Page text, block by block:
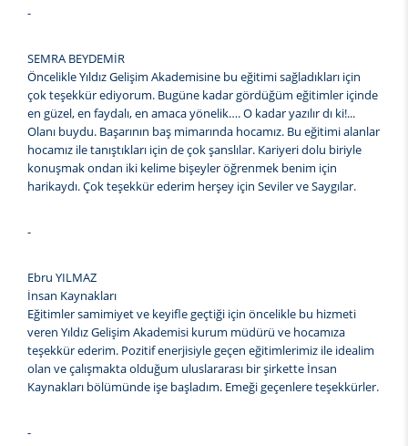
-
SEMRA BEYDEMİR
Öncelikle Yıldız Gelişim Akademisine bu eğitimi sağladıkları için
çok teşekkür ediyorum. Bugüne kadar gördüğüm eğitimler içinde
en güzel, en faydalı, en amaca yönelik…. O kadar yazılır dı ki!...
Olanı buydu. Başarının baş mimarında hocamız. Bu eğitimi alanlar
hocamız ile tanıştıkları için de çok şanslılar. Kariyeri dolu biriyle
konuşmak ondan iki kelime bişeyler öğrenmek benim için
harikaydı. Çok teşekkür ederim herşey için Seviler ve Saygılar.
-
Ebru YILMAZ
İnsan Kaynakları
Eğitimler samimiyet ve keyifle geçtiği için öncelikle bu hizmeti
veren Yıldız Gelişim Akademisi kurum müdürü ve hocamıza
teşekkür ederim. Pozitif enerjisiyle geçen eğitimlerimiz ile idealim
olan ve çalışmakta olduğum uluslararası bir şirkette İnsan
Kaynakları bölümünde işe başladım. Emeği geçenlere teşekkürler.
-